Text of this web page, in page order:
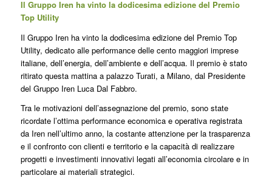
Il Gruppo Iren ha vinto la dodicesima edizione del Premio
Top Utility
Il Gruppo Iren ha vinto la dodicesima edizione del Premio Top
Utility, dedicato alle performance delle cento maggiori imprese
italiane, dell’energia, dell’ambiente e dell’acqua. Il premio è stato
ritirato questa mattina a palazzo Turati, a Milano, dal Presidente
del Gruppo Iren Luca Dal Fabbro.
Tra le motivazioni dell’assegnazione del premio, sono state
ricordate l’ottima performance economica e operativa registrata
da Iren nell’ultimo anno, la costante attenzione per la trasparenza
e il confronto con clienti e territorio e la capacità di realizzare
progetti e investimenti innovativi legati all’economia circolare e in
particolare ai materiali strategici.